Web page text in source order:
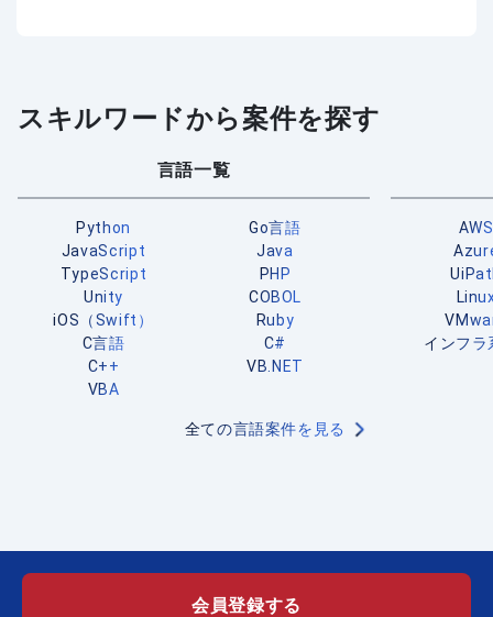
スキルワードから案件を探す
言語一覧
Python
Go言語
JavaScript
Java
TypeScript
PHP
Unity
COBOL
iOS（Swift）
Ruby
C言語
C#
C++
VB.NET
VBA
全ての言語案件を見る
AWS
インフラ
会員登録する